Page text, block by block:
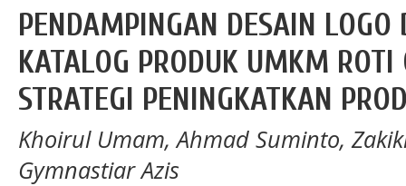
PENDAMPINGAN DESAIN LOGO
KATALOG PRODUK UMKM
STRATEGI PENINGKATKAN
Khoirul Umam, Ahmad Suminto,
Gymnastiar Azis